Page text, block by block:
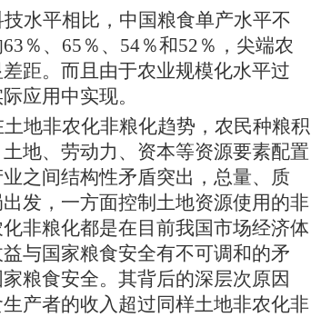
水平相比，中国粮食单产水平不
63％、65％、54％和52％，尖端农
距。而且由于农业规模化水平过
应用中实现。
地非农化非粮化趋势，农民种粮积
地、劳动力、资本等资源要素配置
之间结构性矛盾突出，总量、质
发，一方面控制土地资源使用的非
非粮化都是在目前我国市场经济体
与国家粮食安全有不可调和的矛
粮食安全。其背后的深层次原因
产者的收入超过同样土地非农化非